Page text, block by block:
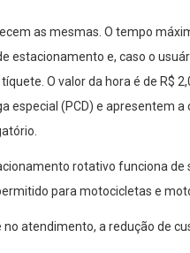
as mesmas. O tempo
estacionamento e, caso o
O valor da hora é de R$
especial (PCD) e apresentem a
rotativo funciona de
para motocicletas e
atendimento, a redução de